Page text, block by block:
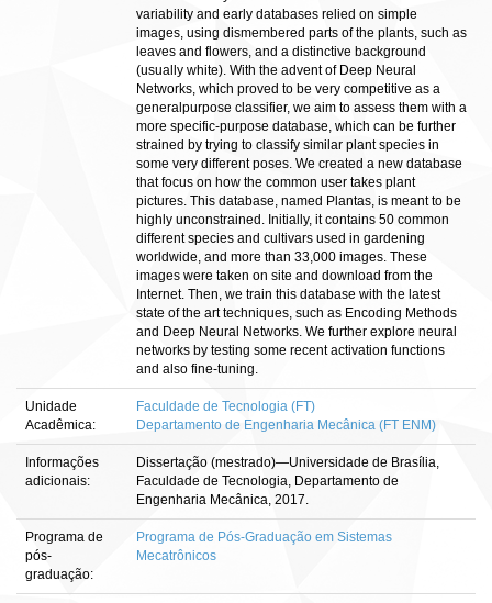
variability and early databases relied on simple
images, using dismembered parts of the plants, such as
leaves and flowers, and a distinctive background
(usually white). With the advent of Deep Neural
Networks, which proved to be very competitive as a
generalpurpose classifier, we aim to assess them with a
more specific-purpose database, which can be further
strained by trying to classify similar plant species in
some very different poses. We created a new database
that focus on how the common user takes plant
pictures. This database, named Plantas, is meant to be
highly unconstrained. Initially, it contains 50 common
different species and cultivars used in gardening
worldwide, and more than 33,000 images. These
images were taken on site and download from the
Internet. Then, we train this database with the latest
state of the art techniques, such as Encoding Methods
and Deep Neural Networks. We further explore neural
networks by testing some recent activation functions
and also fine-tuning.
Unidade
Acadêmica:
Faculdade de Tecnologia (FT)
Departamento de Engenharia Mecânica (FT ENM)
Informações
adicionais:
Dissertação (mestrado)—Universidade de Brasília,
Faculdade de Tecnologia, Departamento de
Engenharia Mecânica, 2017.
Programa de
pós-
graduação:
Programa de Pós-Graduação em Sistemas
Mecatrônicos